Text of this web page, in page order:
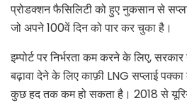
प्रोडक्शन फैसिलिटी को हुए नुकसान से
जो अपने 100वें दिन को पार कर चुका है।
इम्पोर्ट पर निर्भरता कम करने के लिए,
बढ़ावा देने के लिए काफ़ी LNG सप्लाई
कुछ हद तक कम हो सकता है। 2018 से